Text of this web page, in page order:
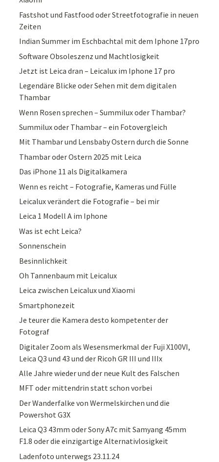
Fastshot und Fastfood oder Streetfotografie in neuen
Zeiten
Indian Summer im Eschbachtal mit dem Iphone 17pro
Software Obsoleszenz und Machtlosigkeit
Jetzt ist Leica dran – Leicalux im Iphone 17 pro
Legendäre Blicke oder Sehen mit dem digitalen
Thambar
Wenn Rosen sprechen – Summilux oder Thambar?
Summilux oder Thambar – ein Fotovergleich
Mit Thambar und Lensbaby Ostern durch die Sonne
Thambar oder Ostern 2025 mit Leica
Das iPhone 11 als Digitalkamera
Wenn es reicht – Fotografie, Kameras und Fülle
Leicalux verändert die Fotografie – bei mir
Leica 1 Modell A im Iphone
Was ist echt Leica?
Sonnenschein
Besinnlichkeit
Oh Tannenbaum mit Leicalux
Leica zwischen Leicalux und Xiaomi
Smartphonezeit
Je teurer die Kamera desto kompetenter der
Fotograf
Digitaler Zoom als Wesensmerkmal der Fuji X100VI,
Leica Q3 und 43 und der Ricoh GR III und IIIx
Alle Jahre wieder und der neue Kult des Falschen
MFT oder mittendrin statt schon vorbei
Der Wanderfalke von Wermelskirchen und die
Powershot G3X
Leica Q3 43mm oder Sony A7c mit Samyang 45mm
F1.8 oder die einzigartige Alternativlosigkeit
Ladenfoto unterwegs 23.11.24